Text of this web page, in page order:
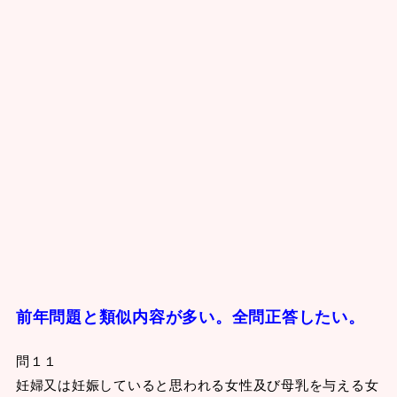
前年問題と類似内容が多い。全問正答したい。
問１１
妊婦又は妊娠していると思われる女性及び母乳を与える女